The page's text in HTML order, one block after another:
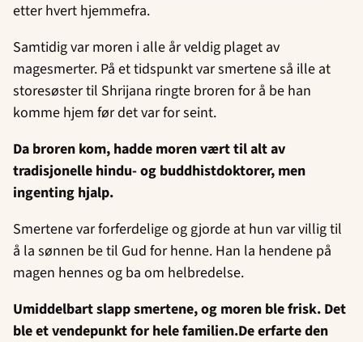
etter hvert hjemmefra.
Samtidig var moren i alle år veldig plaget av
magesmerter. På et tidspunkt var smertene så ille at
storesøster til Shrijana ringte broren for å be han
komme hjem før det var for seint.
Da broren kom, hadde moren vært til alt av
tradisjonelle hindu- og buddhistdoktorer, men
ingenting hjalp.
Smertene var forferdelige og gjorde at hun var villig til
å la sønnen be til Gud for henne. Han la hendene på
magen hennes og ba om helbredelse.
Umiddelbart slapp smertene, og moren ble frisk. Det
ble et vendepunkt for hele familien.De erfarte den